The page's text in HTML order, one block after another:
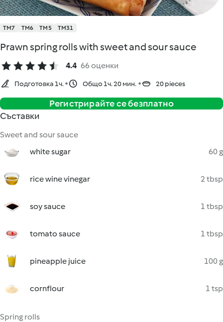
TM7 TM6 TM5 TM31
Prawn spring rolls with sweet and sour sauce
4.4 66 оценки
Подготовка 1ч. Общо 1ч. 20 мин. 20 pieces
Регистрирайте се безплатно
Съставки
Sweet and sour sauce
white sugar
60 g
rice wine vinegar 2 tbsp
soy sauce 1 tbsp
tomato sauce 1 tbsp
pineapple juice 100 g
cornflour 1 tsp
Spring rolls